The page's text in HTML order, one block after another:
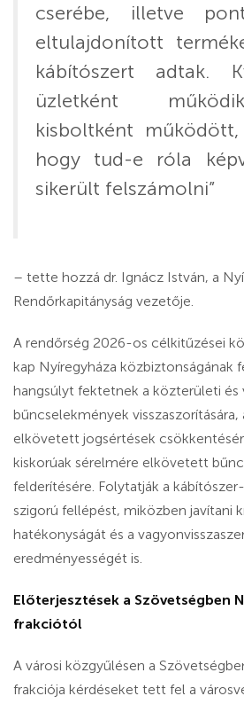
cserébe, illetve
eltulajdonított
kábítószert adtak.
üzletként
kisboltként
hogy tud-e róla
sikerült felszámolni”
– tette hozzá dr. Ignácz István, a
Rendőrkapitányság vezetője.
A rendőrség 2026-os célkitűzései
kap Nyíregyháza közbiztonságának
hangsúlyt fektetnek a közterületi és
bűncselekmények
elkövetett jogsértések
kiskorúak sérelmére elkövetett
felderítésére. Folytatják a
szigorú fellépést, miközben javítani
hatékonyságát és a
eredményességét is.
Előterjesztések a Szövetségben
frakciótól
A városi közgyűlésen a
frakciója kérdéseket tett fel a